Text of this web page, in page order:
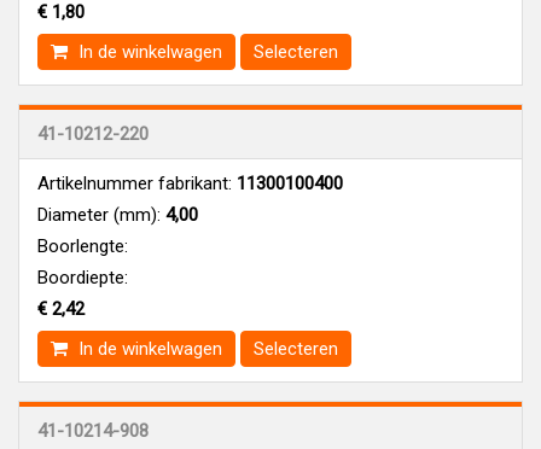
€ 1,80
In de winkelwagen
Selecteren
41-10212-220
Artikelnummer fabrikant: 11300100400
Diameter (mm): 4,00
Boorlengte:
Boordiepte:
€ 2,42
In de winkelwagen
Selecteren
41-10214-908